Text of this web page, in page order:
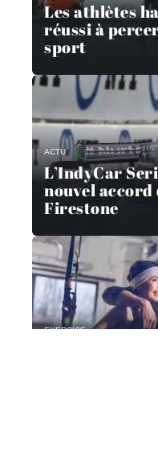
Les athlètes
réussi à
sport
ACTU
L’IndyCar
nouvel
Firestone
EXERCICE